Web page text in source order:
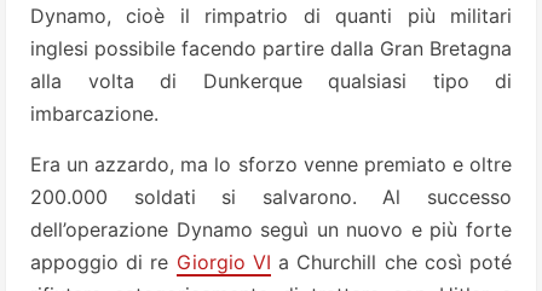
Dynamo, cioè il rimpatrio di quanti più militari
inglesi possibile facendo partire dalla Gran Bretagna
alla volta di Dunkerque qualsiasi tipo di
imbarcazione.
Era un azzardo, ma lo sforzo venne premiato e oltre
200.000 soldati si salvarono. Al successo
dell’operazione Dynamo seguì un nuovo e più forte
appoggio di re Giorgio VI a Churchill che così poté